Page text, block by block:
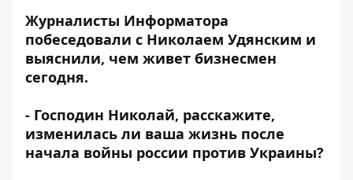
Журналисты Информатора
побеседовали с Николаем Удянским и
выяснили, чем живет бизнесмен
сегодня.
- Господин Николай, расскажите,
изменилась ли ваша жизнь после
начала войны россии против Украины?